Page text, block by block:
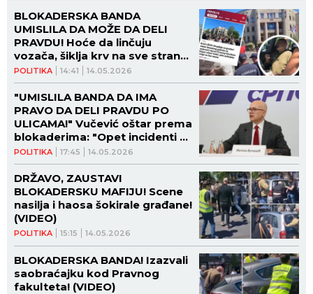
POLITIKA 14:41 14.05.2026
BLOKADERSKA BANDA
UMISLILA DA MOŽE DA DELI
PRAVDU! Hoće da linčuju
vozača, šiklja krv na sve strane
- NASTAVLJENA DRAMA ISPRED
PRAVNOG FAKULTETA! (FOTO)
POLITIKA 17:45 14.05.2026
"UMISLILA BANDA DA IMA
PRAVO DA DELI PRAVDU PO
ULICAMA!" Vučević oštar prema
blokaderima: "Opet incidenti u
njihovoj režiji i pokušaj haosa
na ulicama!" (VIDEO)
POLITIKA 15:15 14.05.2026
DRŽAVO, ZAUSTAVI
BLOKADERSKU MAFIJU! Scene
nasilja i haosa šokirale građane!
(VIDEO)
BLOKADERSKA BANDA! Izazvali
saobraćajku kod Pravnog
fakulteta! (VIDEO)